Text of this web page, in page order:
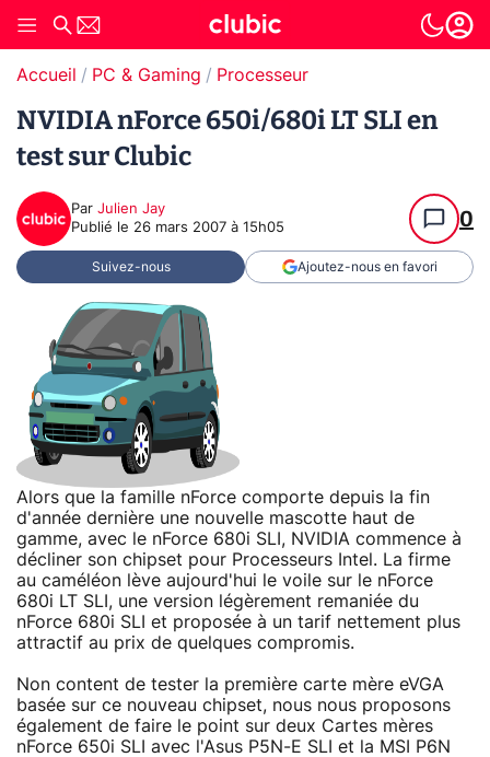
Accueil PC & Gaming Processeur
NVIDIA nForce 650i/680i LT SLI en
test sur Clubic
Par Julien Jay
Publié le 26 mars 2007 à 15h05 0
Suivez-nous Ajoutez-nous en favori
Alors que la famille nForce comporte depuis la fin
d'année dernière une nouvelle mascotte haut de
gamme, avec le nForce 680i SLI, NVIDIA commence à
décliner son chipset pour Processeurs Intel. La firme
au caméléon lève aujourd'hui le voile sur le nForce
680i LT SLI, une version légèrement remaniée du
nForce 680i SLI et proposée à un tarif nettement plus
attractif au prix de quelques compromis.
Non content de tester la première carte mère eVGA
basée sur ce nouveau chipset, nous nous proposons
également de faire le point sur deux Cartes mères
nForce 650i SLI avec l'Asus P5N-E SLI et la MSI P6N